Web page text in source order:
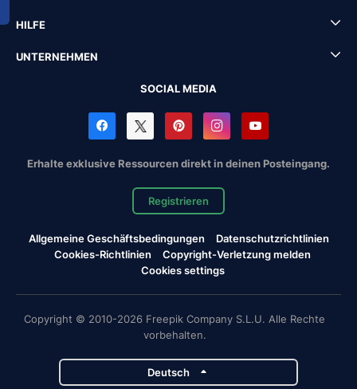
HILFE
UNTERNEHMEN
SOCIAL MEDIA
Erhalte exklusive Ressourcen direkt in deinen Posteingang.
Registrieren
Allgemeine Geschäftsbedingungen
Datenschutzrichtlinien
Cookies-Richtlinien
Copyright-Verletzung melden
Cookies settings
Copyright © 2010-2026 Freepik Company S.L.U. Alle Rechte
vorbehalten.
Deutsch